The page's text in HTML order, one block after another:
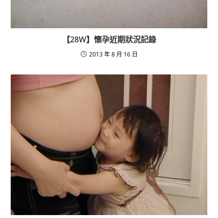
【28W】懷孕近期狀況記錄
2013 年 8 月 16 日